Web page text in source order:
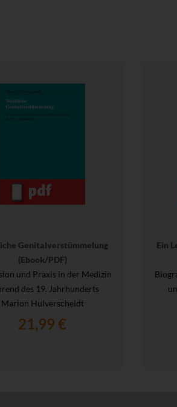
Genitalverstümmelung
(Ebook/PDF)
und Praxis in der Medizin
des 19. Jahrhunderts
Marion Hulverscheidt
21,99 €
Ein